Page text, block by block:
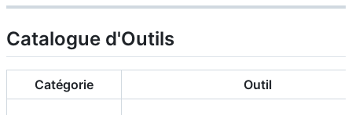
Catalogue d'Outils
Catégorie Outil